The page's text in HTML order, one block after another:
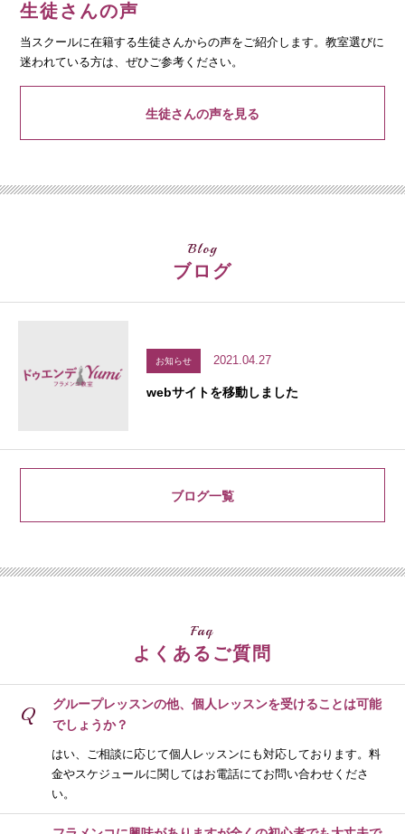
生徒さんの声
当スクールに在籍する生徒さんからの声をご紹介します。教室選びに
迷われている方は、ぜひご参考ください。
生徒さんの声を見る
Blog
ブログ
お知らせ 2021.04.27
webサイトを移動しました
ブログ一覧
Faq
よくあるご質問
Q
グループレッスンの他、個人レッスンを受けることは可能
でしょうか？
はい、ご相談に応じて個人レッスンにも対応しております。料
金やスケジュールに関してはお電話にてお問い合わせくださ
い。